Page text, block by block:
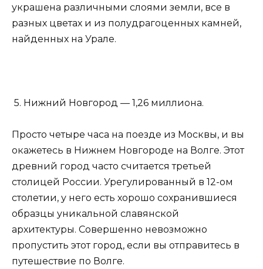
украшена различными слоями земли, все в
разных цветах и ​​из полудрагоценных камней,
найденных на Урале.
5. Нижний Новгород — 1,26 миллиона.
Просто четыре часа на поезде из Москвы, и вы
окажетесь в Нижнем Новгороде на Волге. Этот
древний город часто считается третьей
столицей России. Урегулированный в 12-ом
столетии, у него есть хорошо сохранившиеся
образцы уникальной славянской
архитектуры. Совершенно невозможно
пропустить этот город, если вы отправитесь в
путешествие по Волге.